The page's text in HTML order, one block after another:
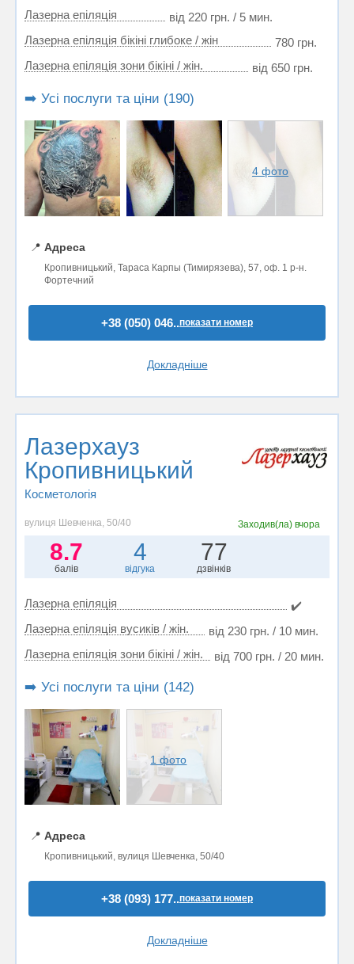
Лазерна епіляція
від 220 грн. / 5 мин.
Лазерна епіляція бікіні глибоке / жін
780 грн.
Лазерна епіляція зони бікіні / жін.
від 650 грн.
➡️ Усі послуги та ціни (190)
4 фото
📍 Адреса
Кропивницький, Тараса Карпы (Тимирязева), 57, оф. 1 р-н.
Фортечний
+38 (050) 046..показати номер
Докладніше
Лазерхауз
Кропивницький
Косметологія
вулиця Шевченка, 50/40 Заходив(ла) вчора
8.7
балів
4
відгука
77
дзвінків
Лазерна епіляція
✔️
Лазерна епіляція вусиків / жін.
від 230 грн. / 10 мин.
Лазерна епіляція зони бікіні / жін.
від 700 грн. / 20 мин.
➡️ Усі послуги та ціни (142)
1 фото
📍 Адреса
Кропивницький, вулиця Шевченка, 50/40
+38 (093) 177..показати номер
Докладніше